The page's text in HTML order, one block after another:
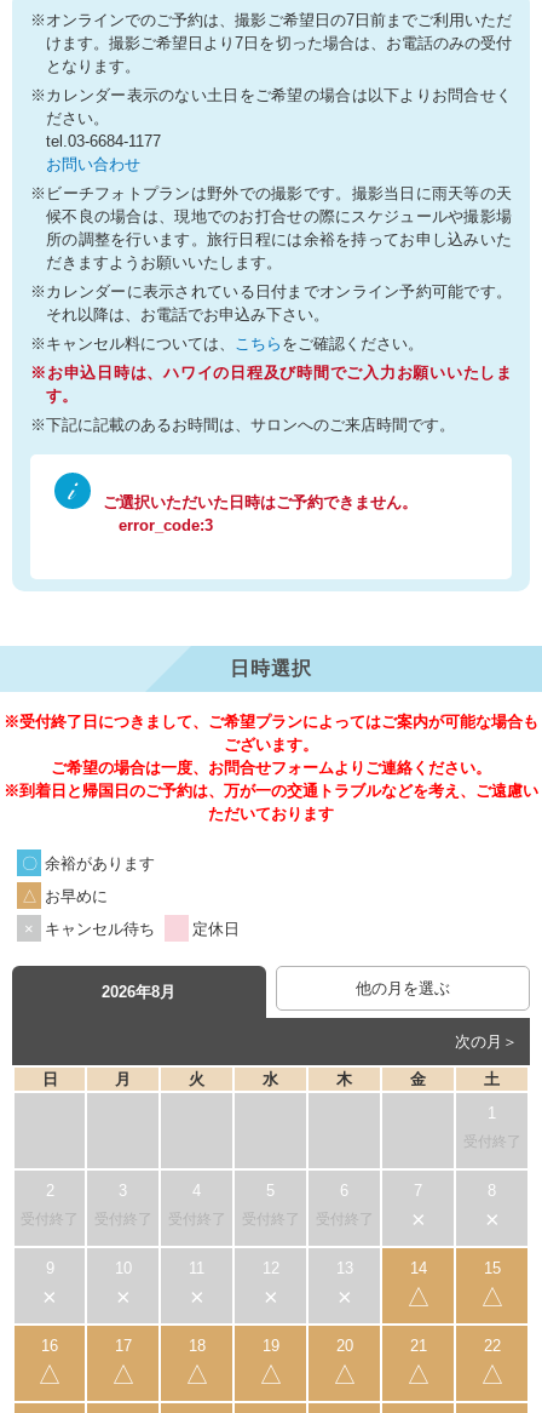
※オンラインでのご予約は、撮影ご希望日の7日前までご利用いただ
けます。撮影ご希望日より7日を切った場合は、お電話のみの受付
となります。
※カレンダー表示のない土日をご希望の場合は以下よりお問合せく
ださい。
tel.03-6684-1177
お問い合わせ
※ビーチフォトプランは野外での撮影です。撮影当日に雨天等の天
候不良の場合は、現地でのお打合せの際にスケジュールや撮影場
所の調整を行います。旅行日程には余裕を持ってお申し込みいた
だきますようお願いいたします。
※カレンダーに表示されている日付までオンライン予約可能です。
それ以降は、お電話でお申込み下さい。
※キャンセル料については、 こちら をご確認ください。
※お申込日時は、ハワイの日程及び時間でご入力お願いいたしま
す。
※下記に記載のあるお時間は、サロンへのご来店時間です。
ご選択いただいた日時はご予約できません。
error_code:3
日時選択
※受付終了日につきまして、ご希望プランによってはご案内が可能な場合も
ございます。
ご希望の場合は一度、お問合せフォームよりご連絡ください。
※到着日と帰国日のご予約は、万が一の交通トラブルなどを考え、ご遠慮い
ただいております
余裕があります
お早めに
キャンセル待ち
定休日
2026年8月 他の月を選ぶ
次の月＞
日 月 火 水 木 金 土
受付終了
受付終了 受付終了 受付終了 受付終了 受付終了 × ×
× × × × × △ △
△ △ △ △ △ △ △